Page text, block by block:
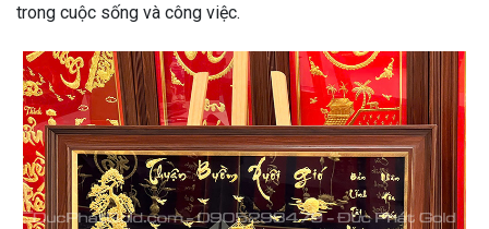
trong cuộc sống và công việc.